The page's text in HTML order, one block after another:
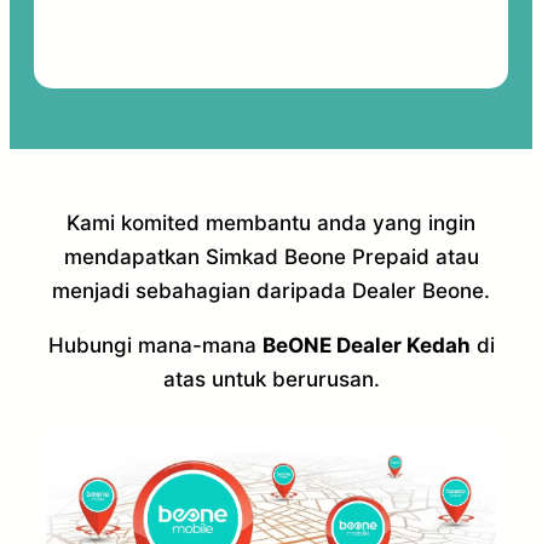
Kami komited membantu anda yang ingin
mendapatkan Simkad Beone Prepaid atau
menjadi sebahagian daripada Dealer Beone.
Hubungi mana-mana BeONE Dealer Kedah di
atas untuk berurusan.